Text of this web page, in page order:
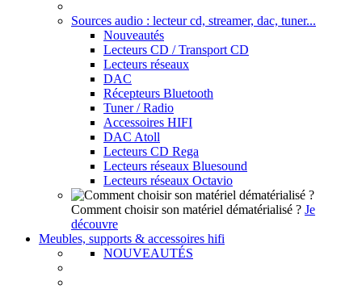
Sources audio : lecteur cd, streamer, dac, tuner...
Nouveautés
Lecteurs CD / Transport CD
Lecteurs réseaux
DAC
Récepteurs Bluetooth
Tuner / Radio
Accessoires HIFI
DAC Atoll
Lecteurs CD Rega
Lecteurs réseaux Bluesound
Lecteurs réseaux Octavio
Comment choisir son matériel dématérialisé ? Je
découvre
Meubles, supports & accessoires hifi
NOUVEAUTÉS